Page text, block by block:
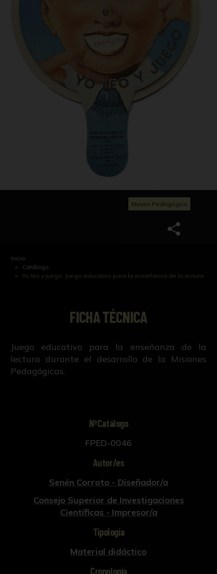
Museo Pedagógico
Inicio
Catálogo
Yo leo y juego. Juego educativo para la enseñanza de la lectura
FICHA TÉCNICA
Juego educativo para la enseñanza de la
lectura durante el desarrollo de la Misiones
Pedagógicas.
NºCatálogo
FPED-0046
Autor/es
Senén Corroto - Diseñador/a
Consejo Superior de Investigaciones
Científicas - Impresor/a
Tipología
Material didáctico
Cronología